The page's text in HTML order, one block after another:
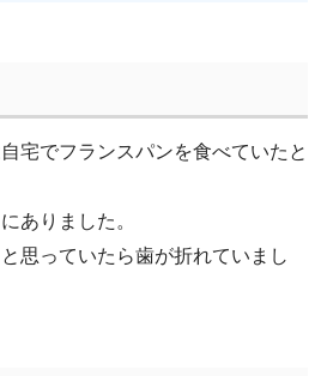
宅でフランスパンを食べていたと
ありました。
思っていたら歯が折れていまし